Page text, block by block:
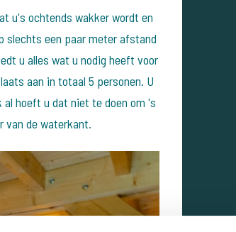
u's ochtends wakker wordt en
slechts een paar meter afstand
u alles wat u nodig heeft voor
aan in totaal 5 personen. U
hoeft u dat niet te doen om 's
van de waterkant.